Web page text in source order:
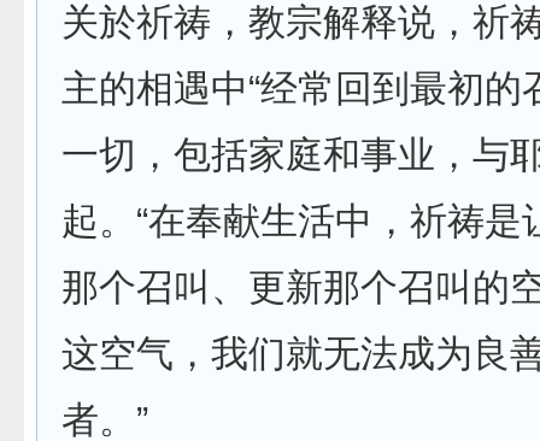
关於祈祷，教宗解释说，祈
主的相遇中“经常回到最初的
一切，包括家庭和事业，与
起。“在奉献生活中，祈祷是
那个召叫、更新那个召叫的
这空气，我们就无法成为良
者。”